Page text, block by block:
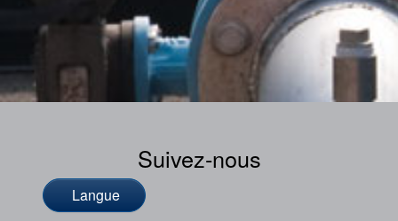
Suivez-nous
Langue